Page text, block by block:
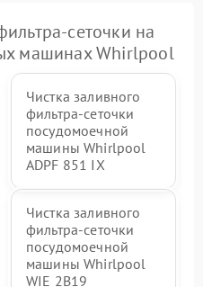
сеточки на
машинах Whirlpool
Чистка заливного
фильтра-сеточки
посудомоечной
машины Whirlpool
ADPF 851 IX
Чистка заливного
фильтра-сеточки
посудомоечной
машины Whirlpool
WIE 2B19